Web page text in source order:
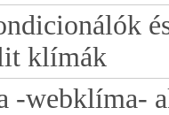
klímák
-webklíma-